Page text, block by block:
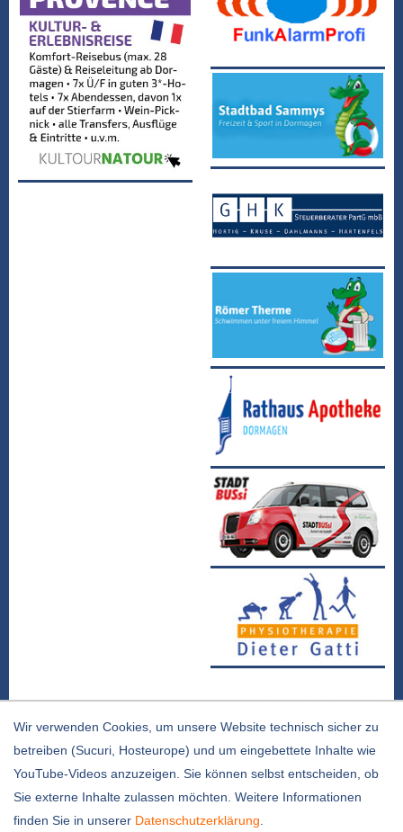
Wir verwenden Cookies, um unsere Website technisch sicher zu
betreiben (Sucuri, Hosteurope) und um eingebettete Inhalte wie
YouTube-Videos anzuzeigen. Sie können selbst entscheiden, ob
Sie externe Inhalte zulassen möchten. Weitere Informationen
finden Sie in unserer Datenschutzerklärung
Kontakt |Impressum |